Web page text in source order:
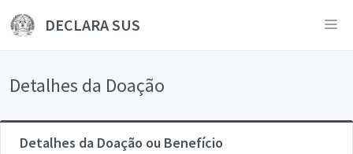
DECLARA SUS
Detalhes da Doação
Detalhes da Doação ou Benefício